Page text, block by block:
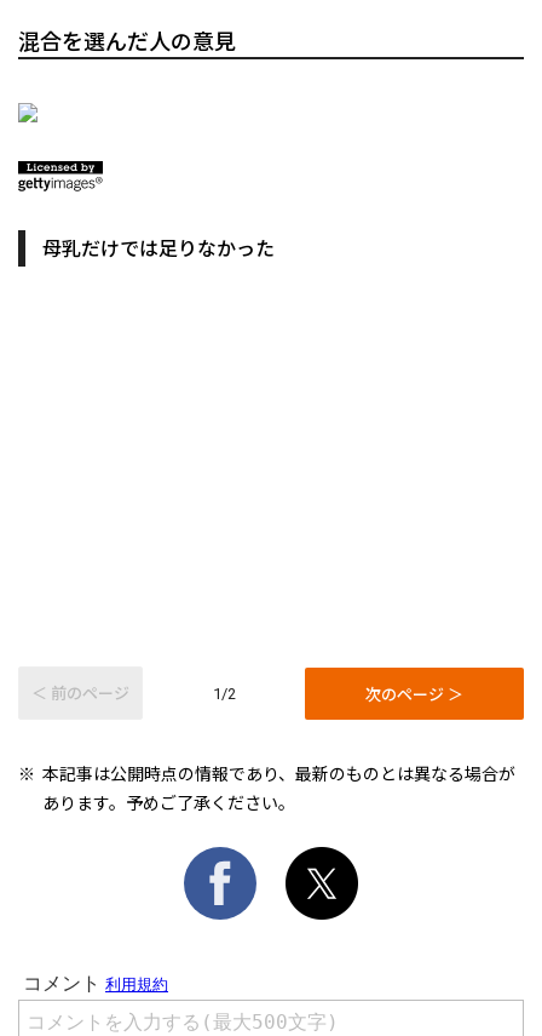
混合を選んだ人の意見
母乳だけでは足りなかった
＜ 前のページ 1/2 次のページ ＞
本記事は公開時点の情報であり、最新のものとは異なる場合が
あります。予めご了承ください。